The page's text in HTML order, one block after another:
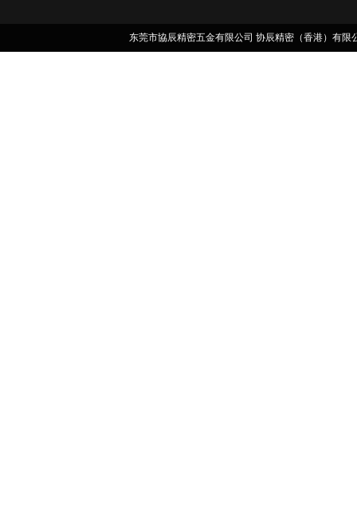
东莞市協辰精密五金有限公司 协辰精密（香港）有